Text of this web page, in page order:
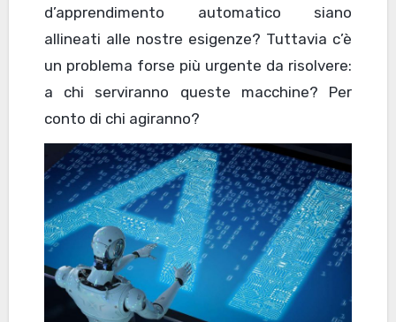
d’apprendimento automatico siano
allineati alle nostre esigenze? Tuttavia c’è
un problema forse più urgente da risolvere:
a chi serviranno queste macchine? Per
conto di chi agiranno?